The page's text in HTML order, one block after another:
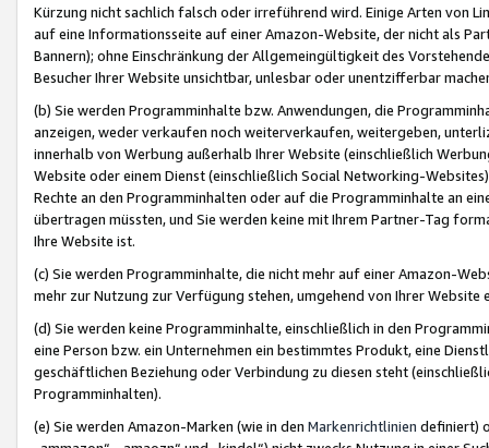
Kürzung nicht sachlich falsch oder irreführend wird. Einige Arten von
auf eine Informationsseite auf einer Amazon-Website, der nicht als
Bannern); ohne Einschränkung der Allgemeingültigkeit des
Besucher Ihrer Website unsichtbar, unlesbar oder unentzifferbar
(b) Sie werden Programminhalte bzw. Anwendungen, die
anzeigen, weder verkaufen noch weiterverkaufen, weitergeben,
innerhalb von Werbung außerhalb Ihrer Website (einschließlich
Website oder einem Dienst (einschließlich Social Networking-
Rechte an den Programminhalten oder auf die Programminhalte an
übertragen müssten, und Sie werden keine mit Ihrem Partner-Tag
Ihre Website ist.
(c) Sie werden Programminhalte, die nicht mehr auf einer Amazon-
mehr zur Nutzung zur Verfügung stehen, umgehend von Ihrer
(d) Sie werden keine Programminhalte, einschließlich in den
eine Person bzw. ein Unternehmen ein bestimmtes Produkt, eine
geschäftlichen Beziehung oder Verbindung zu diesen steht
Programminhalten).
(e) Sie werden Amazon-Marken (wie in den Markenrichtlinien definiert)